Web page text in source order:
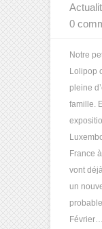
0
Notre
Lolipop
pleine
famille.
France
vont
un